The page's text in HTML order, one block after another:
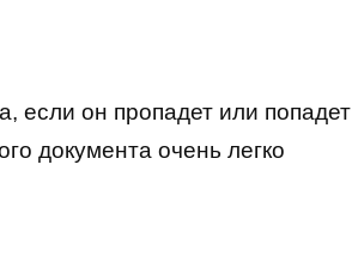
если он пропадет или попадет
документа очень легко